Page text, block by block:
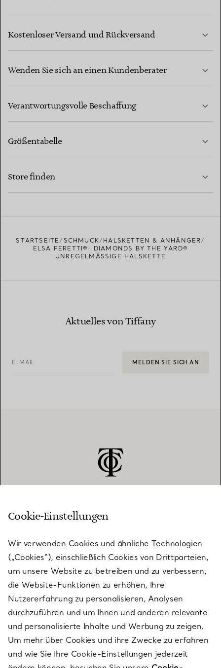
Kostenloser Versand und Rückversand
Wenden Sie sich an einen Kundenberater
Verantwortungsvolle Beschaffung
Größentabelle
Store finden
STARTSEITE SCHMUCK
HALSKETTEN & ANHÄNGER
ELSA PERETTI®: DIAMONDS BY THE YARD®
UNREGELMÄSSIGE HALSKETTE
Aktuelles von Tiffany
E-MAIL MELDEN SIE SICH AN
KUNDENSERVICE
SERVICES
ÜBER TIFFANY & CO.
RECHTLICHE HINWEISE
Cookie-Einstellungen
Wir verwenden Cookies und ähnliche Technologien
(„Cookies“), einschließlich Cookies von Drittparteien,
um unsere Website zu betreiben und zu verbessern,
die Website-Funktionen zu erhöhen, Ihre
Nutzererfahrung zu personalisieren, Analysen
durchzuführen und um Ihnen und anderen relevante
und personalisierte Inhalte und Werbung zu zeigen.
Um mehr über Cookies und ihre Zwecke zu erfahren
und wie Sie Ihre Cookie-Einstellungen jederzeit